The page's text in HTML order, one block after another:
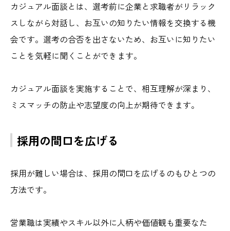
カジュアル面談とは、選考前に企業と求職者がリラック
スしながら対話し、お互いの知りたい情報を交換する機
会です。選考の合否を出さないため、お互いに知りたい
ことを気軽に聞くことができます。
カジュアル面談を実施することで、相互理解が深まり、
ミスマッチの防止や志望度の向上が期待できます。
採用の間口を広げる
採用が難しい場合は、採用の間口を広げるのもひとつの
方法です。
営業職は実績やスキル以外に人柄や価値観も重要なた